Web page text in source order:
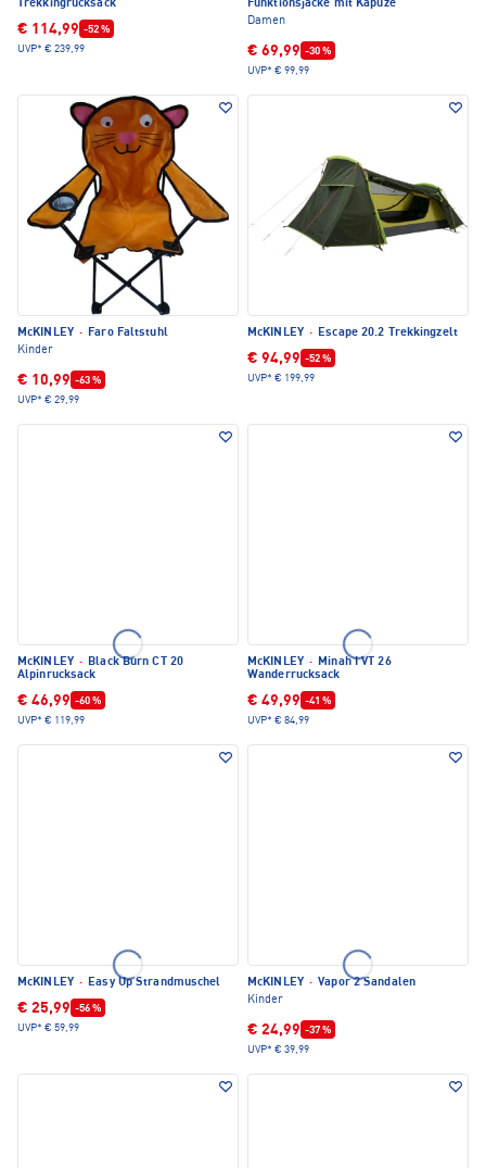
Trekkingrucksack
€ 114,99 -52 %
UVP* € 239,99
Funktionsjacke mit Kapuze
Damen
€ 69,99 -30 %
UVP* € 99,99
McKINLEY · Faro Faltstuhl
Kinder
€ 10,99 -63 %
UVP* € 29,99
McKINLEY · Escape 20.2 Trekkingzelt
€ 94,99 -52 %
UVP* € 199,99
McKINLEY · Black Burn CT 20
Alpinrucksack
€ 46,99 -60 %
UVP* € 119,99
McKINLEY · Minah I VT 26
Wanderrucksack
€ 49,99 -41 %
UVP* € 84,99
McKINLEY · Easy Up Strandmuschel
€ 25,99 -56 %
UVP* € 59,99
McKINLEY · Vapor 2 Sandalen
Kinder
€ 24,99 -37 %
UVP* € 39,99